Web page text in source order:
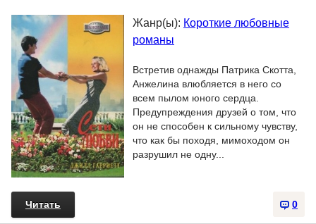
Жанр(ы): Короткие любовные
романы
Встретив однажды Патрика Скотта,
Анжелина влюбляется в него со
всем пылом юного сердца.
Предупреждения друзей о том, что
он не способен к сильному чувству,
что как бы походя, мимоходом он
разрушил не одну...
0
Читать